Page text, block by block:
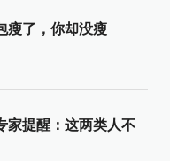
瘦了，你却没瘦
家提醒：这两类人不